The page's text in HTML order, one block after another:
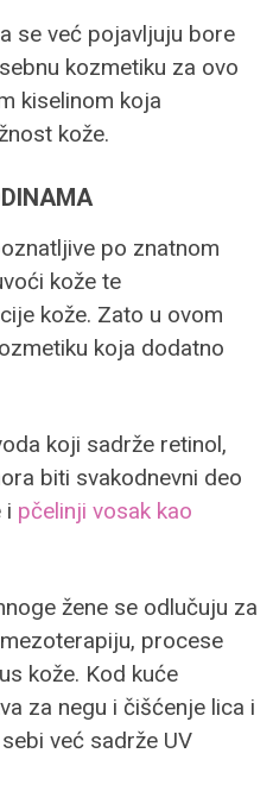
se već pojavljuju bore
kozmetiku za ovo
kiselinom koja
kože.
po znatnom
kože te
kože. Zato u ovom
koja dodatno
koji sadrže retinol,
biti svakodnevni deo
i pčelinji vosak kao
žene se odlučuju za
procese
kože. Kod kuće
za negu i čišćenje lica i
već sadrže UV